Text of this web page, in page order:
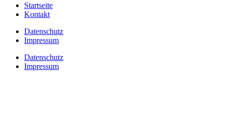
Startseite
Kontakt
Datenschutz
Impressum
Datenschutz
Impressum